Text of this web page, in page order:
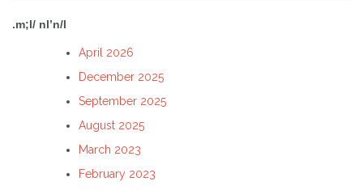
.m;l/ nl’n/l
April 2026
December 2025
September 2025
August 2025
March 2023
February 2023